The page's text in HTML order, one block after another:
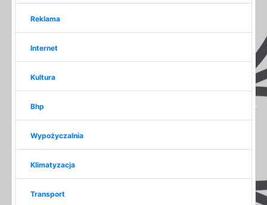
Reklama
Internet
Kultura
Bhp
Wypożyczalnia
Klimatyzacja
Transport